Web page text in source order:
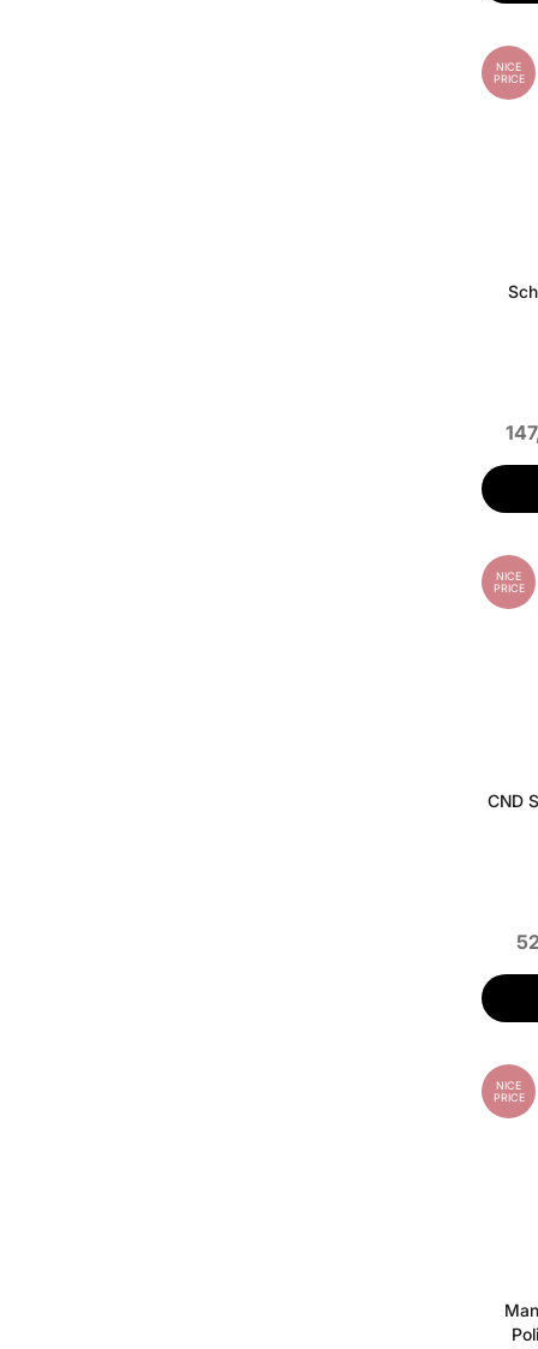
NICE
PRICE
NICE
PRICE
CND
NICE
PRICE